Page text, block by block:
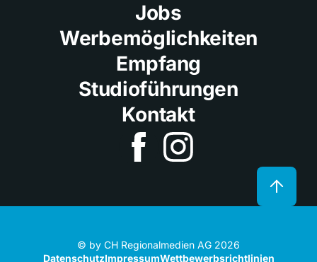
Jobs
Werbemöglichkeiten
Empfang
Studioführungen
Kontakt
© by CH Regionalmedien AG 2026
DatenschutzImpressumWettbewerbsrichtlinien